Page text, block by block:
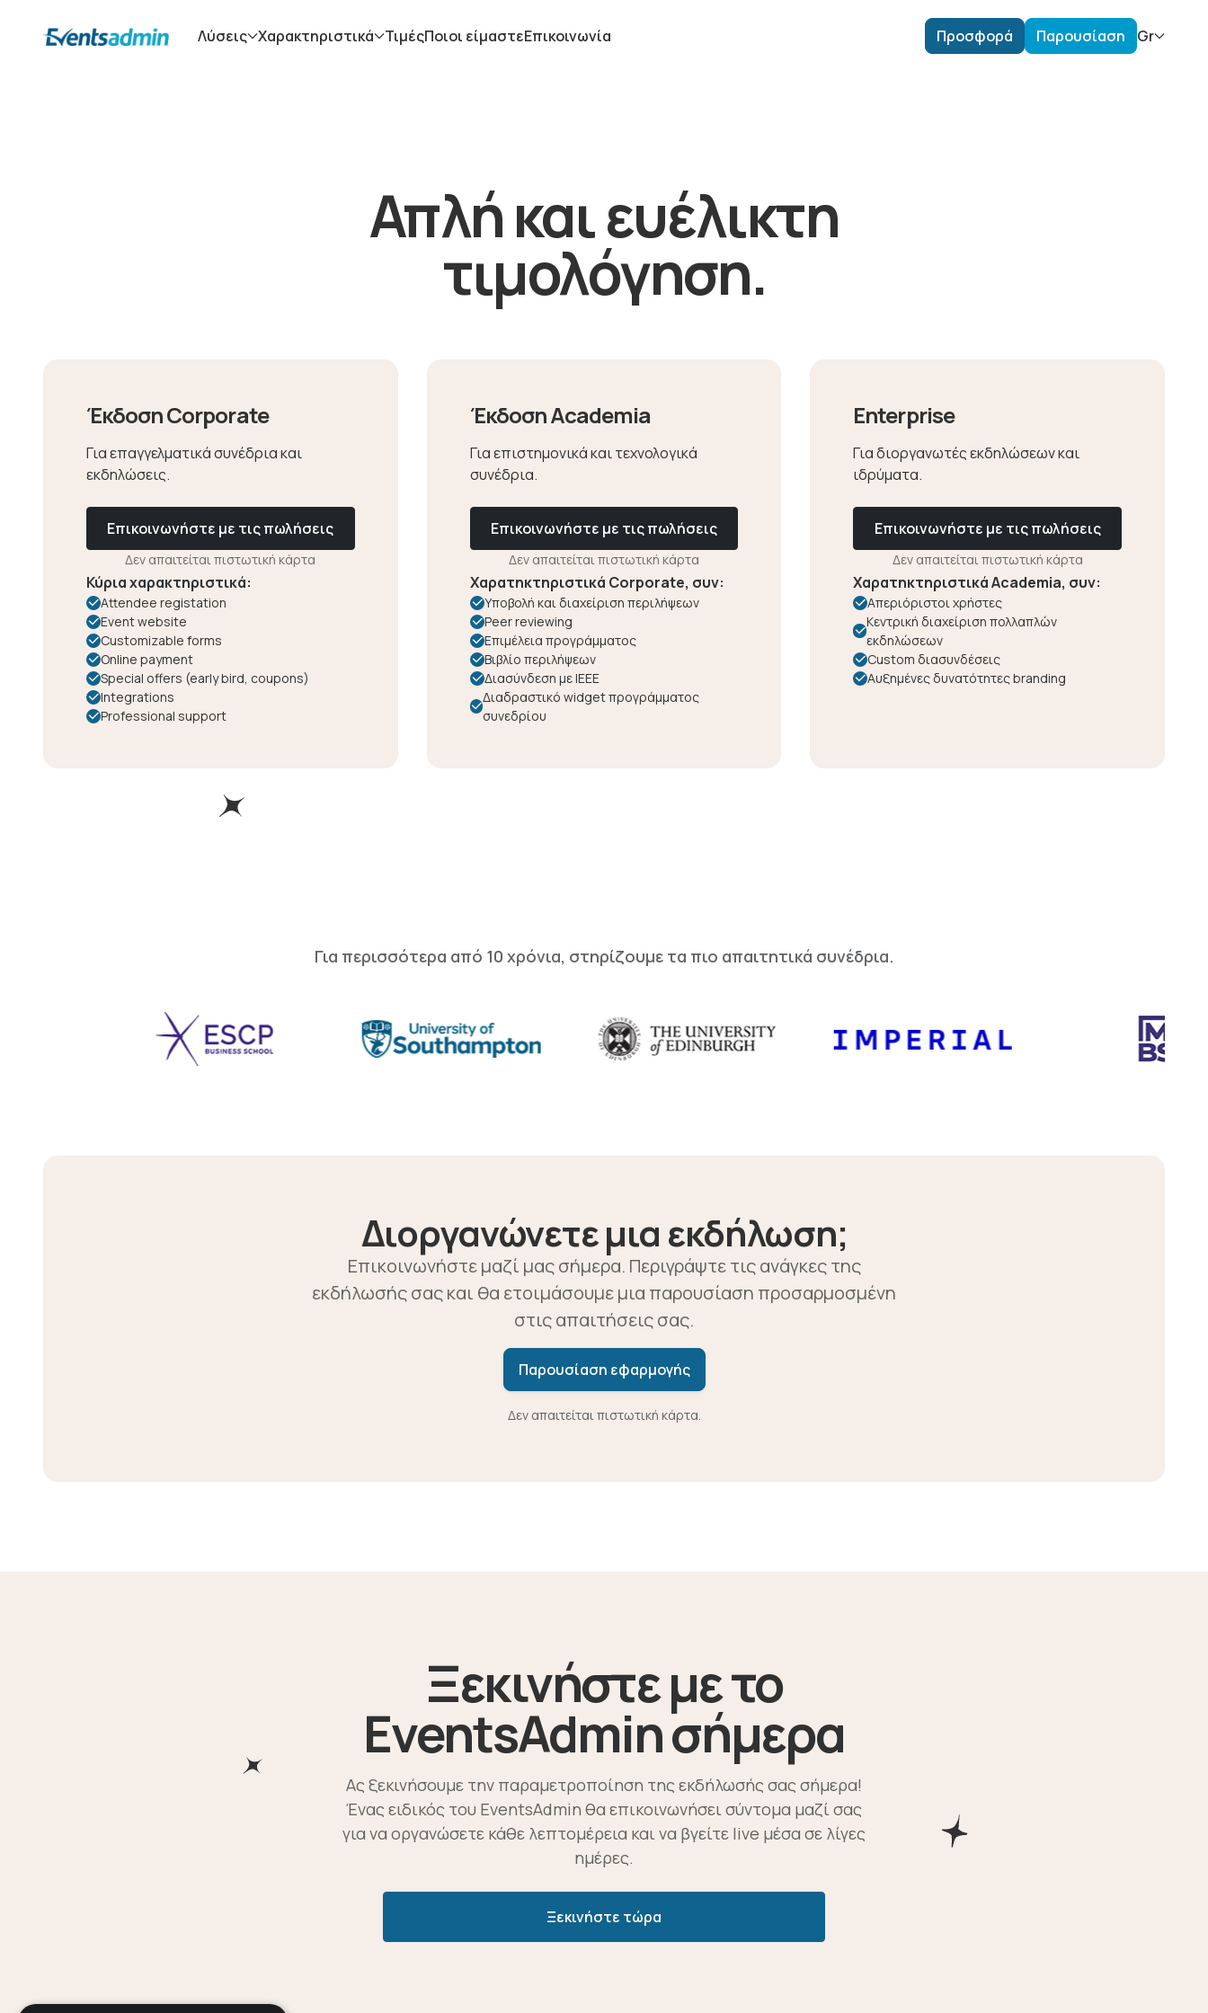
Λύσεις Χαρακτηριστικά ΤιμέςΠοιοι είμαστεΕπικοινωνία Προσφορά Παρουσίαση Gr
Απλή και ευέλικτη
τιμολόγηση.
Έκδοση Corporate
Για επαγγελματικά συνέδρια και
εκδηλώσεις.
Επικοινωνήστε με τις πωλήσεις
Δεν απαιτείται πιστωτική κάρτα
Κύρια χαρακτηριστικά:
Attendee registation
Event website
Customizable forms
Online payment
Special offers (early bird, coupons)
Integrations
Professional support
Έκδοση Academia
Για επιστημονικά και τεχνολογικά
συνέδρια.
Επικοινωνήστε με τις πωλήσεις
Δεν απαιτείται πιστωτική κάρτα
Χαρατηκτηριστικά Corporate, συν:
Υποβολή και διαχείριση περιλήψεων
Peer reviewing
Επιμέλεια προγράμματος
Βιβλίο περιλήψεων
Διασύνδεση με IEEE
Διαδραστικό widget προγράμματος
συνεδρίου
Enterprise
Για διοργανωτές εκδηλώσεων και
ιδρύματα.
Επικοινωνήστε με τις πωλήσεις
Δεν απαιτείται πιστωτική κάρτα
Χαρατηκτηριστικά Academia, συν:
Απεριόριστοι χρήστες
Κεντρική διαχείριση πολλαπλών
εκδηλώσεων
Custom διασυνδέσεις
Αυξημένες δυνατότητες branding
Για περισσότερα από 10 χρόνια, στηρίζουμε τα πιο απαιτητικά συνέδρια.
Διοργανώνετε μια εκδήλωση;
Επικοινωνήστε μαζί μας σήμερα. Περιγράψτε τις ανάγκες της
εκδήλωσής σας και θα ετοιμάσουμε μια παρουσίαση προσαρμοσμένη
στις απαιτήσεις σας.
Παρουσίαση εφαρμογής
Δεν απαιτείται πιστωτική κάρτα.
Ξεκινήστε με το
EventsAdmin σήμερα
Ας ξεκινήσουμε την παραμετροποίηση της εκδήλωσής σας σήμερα!
Ένας ειδικός του EventsAdmin θα επικοινωνήσει σύντομα μαζί σας
για να οργανώσετε κάθε λεπτομέρεια και να βγείτε live μέσα σε λίγες
ημέρες.
Ξεκινήστε τώρα